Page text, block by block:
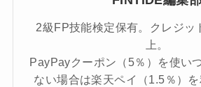
2級FP技能検定保有。クレジッ
上。
PayPayクーポン（5％）を使い
ない場合は楽天ペイ（1.5％）